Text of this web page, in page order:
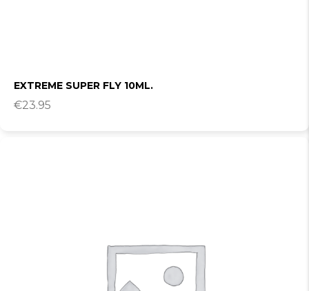
EXTREME SUPER FLY 10ML.
€23.95